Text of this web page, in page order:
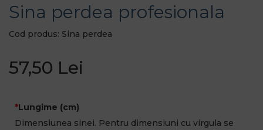
Sina perdea profesionala
Cod produs: Sina perdea
57,50 Lei
Lungime (cm)
Dimensiunea sinei. Pentru dimensiuni cu virgula se